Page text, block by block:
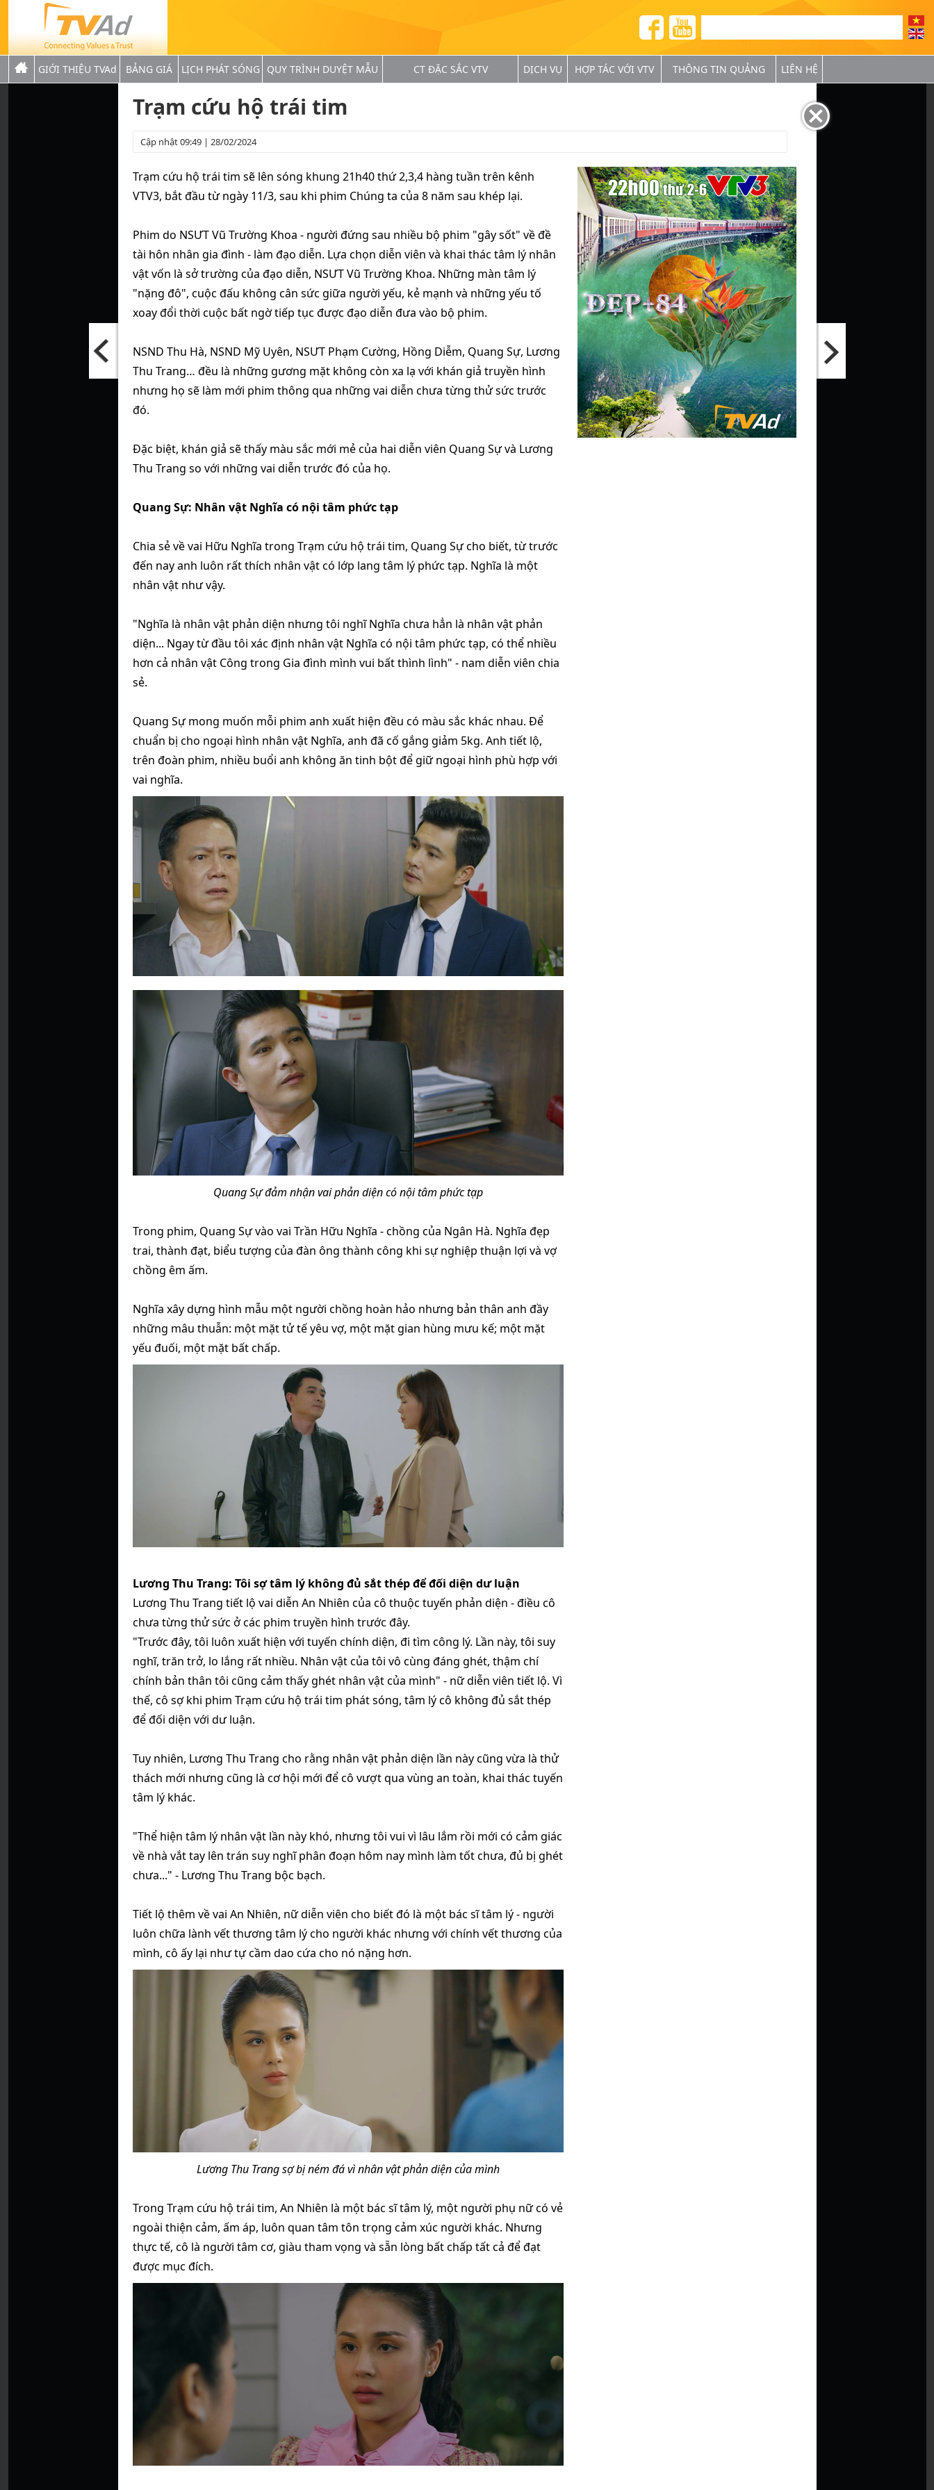
GIỚI THIỆU TVAd BẢNG GIÁ LỊCH PHÁT SÓNG QUY TRÌNH DUYỆT MẪU CT ĐẶC SẮC VTV DỊCH VỤ HỢP TÁC VỚI VTV THÔNG TIN QUẢNG LIÊN HỆ
Trạm cứu hộ trái tim
Cập nhật 09:49 | 28/02/2024
Trạm cứu hộ trái tim sẽ lên sóng khung 21h40 thứ 2,3,4 hàng tuần trên kênh
VTV3, bắt đầu từ ngày 11/3, sau khi phim Chúng ta của 8 năm sau khép lại.
Phim do NSƯT Vũ Trường Khoa - người đứng sau nhiều bộ phim "gây sốt" về đề
tài hôn nhân gia đình - làm đạo diễn. Lựa chọn diễn viên và khai thác tâm lý nhân
vật vốn là sở trường của đạo diễn, NSƯT Vũ Trường Khoa. Những màn tâm lý
"nặng đô", cuộc đấu không cân sức giữa người yếu, kẻ mạnh và những yếu tố
xoay đổi thời cuộc bất ngờ tiếp tục được đạo diễn đưa vào bộ phim.
NSND Thu Hà, NSND Mỹ Uyên, NSƯT Phạm Cường, Hồng Diễm, Quang Sự, Lương
Thu Trang… đều là những gương mặt không còn xa lạ với khán giả truyền hình
nhưng họ sẽ làm mới phim thông qua những vai diễn chưa từng thử sức trước
đó.
Đặc biệt, khán giả sẽ thấy màu sắc mới mẻ của hai diễn viên Quang Sự và Lương
Thu Trang so với những vai diễn trước đó của họ.
Quang Sự: Nhân vật Nghĩa có nội tâm phức tạp
Chia sẻ về vai Hữu Nghĩa trong Trạm cứu hộ trái tim, Quang Sự cho biết, từ trước
đến nay anh luôn rất thích nhân vật có lớp lang tâm lý phức tạp. Nghĩa là một
nhân vật như vậy.
"Nghĩa là nhân vật phản diện nhưng tôi nghĩ Nghĩa chưa hẳn là nhân vật phản
diện... Ngay từ đầu tôi xác định nhân vật Nghĩa có nội tâm phức tạp, có thể nhiều
hơn cả nhân vật Công trong Gia đình mình vui bất thình lình" - nam diễn viên chia
sẻ.
Quang Sự mong muốn mỗi phim anh xuất hiện đều có màu sắc khác nhau. Để
chuẩn bị cho ngoại hình nhân vật Nghĩa, anh đã cố gắng giảm 5kg. Anh tiết lộ,
trên đoàn phim, nhiều buổi anh không ăn tinh bột để giữ ngoại hình phù hợp với
vai nghĩa.
Quang Sự đảm nhận vai phản diện có nội tâm phức tạp
Trong phim, Quang Sự vào vai Trần Hữu Nghĩa - chồng của Ngân Hà. Nghĩa đẹp
trai, thành đạt, biểu tượng của đàn ông thành công khi sự nghiệp thuận lợi và vợ
chồng êm ấm.
Nghĩa xây dựng hình mẫu một người chồng hoàn hảo nhưng bản thân anh đầy
những mâu thuẫn: một mặt tử tế yêu vợ, một mặt gian hùng mưu kế; một mặt
yếu đuối, một mặt bất chấp.
Lương Thu Trang: Tôi sợ tâm lý không đủ sắt thép để đối diện dư luận
Lương Thu Trang tiết lộ vai diễn An Nhiên của cô thuộc tuyến phản diện - điều cô
chưa từng thử sức ở các phim truyền hình trước đây.
"Trước đây, tôi luôn xuất hiện với tuyến chính diện, đi tìm công lý. Lần này, tôi suy
nghĩ, trăn trở, lo lắng rất nhiều. Nhân vật của tôi vô cùng đáng ghét, thậm chí
chính bản thân tôi cũng cảm thấy ghét nhân vật của mình" - nữ diễn viên tiết lộ. Vì
thế, cô sợ khi phim Trạm cứu hộ trái tim phát sóng, tâm lý cô không đủ sắt thép
để đối diện với dư luận.
Tuy nhiên, Lương Thu Trang cho rằng nhân vật phản diện lần này cũng vừa là thử
thách mới nhưng cũng là cơ hội mới để cô vượt qua vùng an toàn, khai thác tuyến
tâm lý khác.
"Thể hiện tâm lý nhân vật lần này khó, nhưng tôi vui vì lâu lắm rồi mới có cảm giác
về nhà vắt tay lên trán suy nghĩ phân đoạn hôm nay mình làm tốt chưa, đủ bị ghét
chưa..." - Lương Thu Trang bộc bạch.
Tiết lộ thêm về vai An Nhiên, nữ diễn viên cho biết đó là một bác sĩ tâm lý - người
luôn chữa lành vết thương tâm lý cho người khác nhưng với chính vết thương của
mình, cô ấy lại như tự cầm dao cứa cho nó nặng hơn.
Lương Thu Trang sợ bị ném đá vì nhân vật phản diện của mình
Trong Trạm cứu hộ trái tim, An Nhiên là một bác sĩ tâm lý, một người phụ nữ có vẻ
ngoài thiện cảm, ấm áp, luôn quan tâm tôn trọng cảm xúc người khác. Nhưng
thực tế, cô là người tâm cơ, giàu tham vọng và sẵn lòng bất chấp tất cả để đạt
được mục đích.